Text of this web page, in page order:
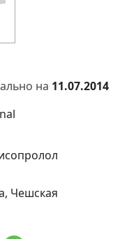
на 11.07.2014
Чешская